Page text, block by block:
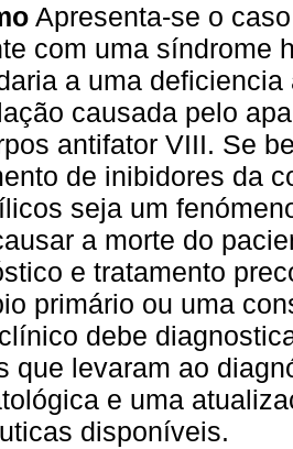
Apresenta-se o
com uma síndrome
a uma deficiencia
causada pelo
antifator VIII. Se
de inibidores da
seja um
a morte do
e tratamento
primário ou uma
debe
que levaram ao
e uma
disponíveis.